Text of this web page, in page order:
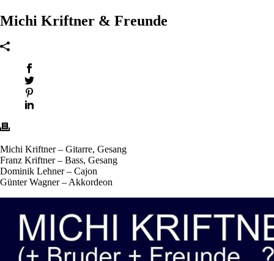
Michi Kriftner & Freunde
Michi Kriftner – Gitarre, Gesang
Franz Kriftner – Bass, Gesang
Dominik Lehner – Cajon
Günter Wagner – Akkordeon